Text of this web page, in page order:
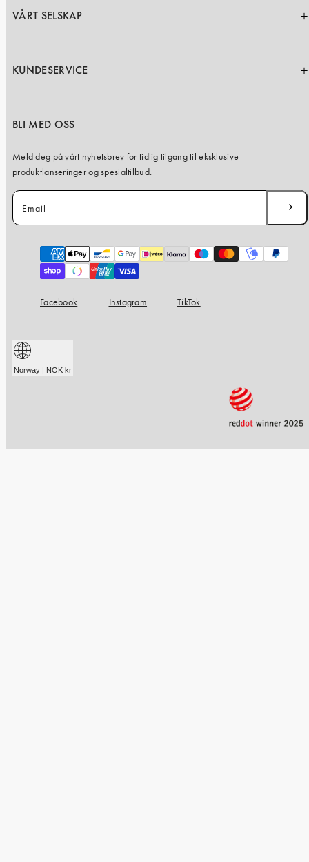
VÅRT SELSKAP
KUNDESERVICE
BLI MED OSS
Meld deg på vårt nyhetsbrev for tidlig tilgang til eksklusive
produktlanseringer og spesialtilbud.
Email
Payment
methods
Facebook Instagram TikTok
Norway | NOK kr